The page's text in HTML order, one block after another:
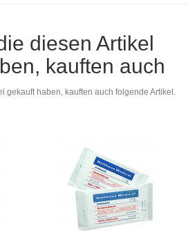
diesen Artikel
kauften auch
gekauft haben, kauften auch folgende Artikel.